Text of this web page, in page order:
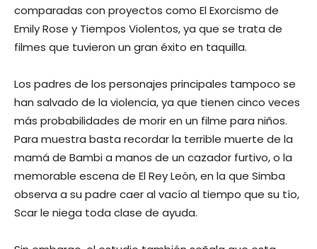
comparadas con proyectos como El Exorcismo de
Emily Rose y Tiempos Violentos, ya que se trata de
filmes que tuvieron un gran éxito en taquilla.
Los padres de los personajes principales tampoco se
han salvado de la violencia, ya que tienen cinco veces
más probabilidades de morir en un filme para niños.
Para muestra basta recordar la terrible muerte de la
mamá de Bambi a manos de un cazador furtivo, o la
memorable escena de El Rey León, en la que Simba
observa a su padre caer al vacío al tiempo que su tío,
Scar le niega toda clase de ayuda.